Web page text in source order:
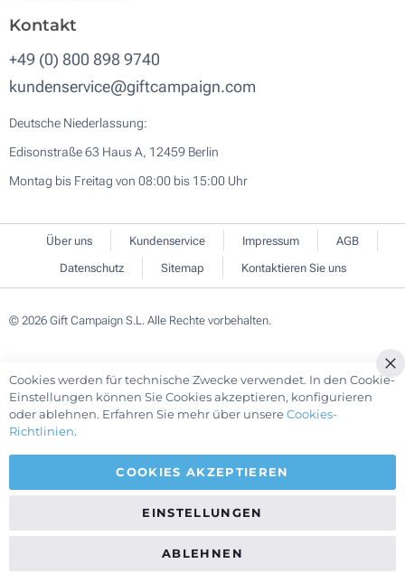
Kontakt
+49 (0) 800 898 9740
kundenservice@giftcampaign.com
Deutsche Niederlassung:
Edisonstraße 63 Haus A, 12459 Berlin
Montag bis Freitag von 08:00 bis 15:00 Uhr
Über uns Kundenservice Impressum
AGB
Datenschutz
Sitemap Kontaktieren Sie uns
© 2026 Gift Campaign S.L. Alle Rechte vorbehalten.
Cookies werden für technische Zwecke verwendet. In den Cookie-
Einstellungen können Sie Cookies akzeptieren, konfigurieren
oder ablehnen. Erfahren Sie mehr über unsereCookies-
Richtlinien.
COOKIES AKZEPTIEREN
EINSTELLUNGEN
ABLEHNEN